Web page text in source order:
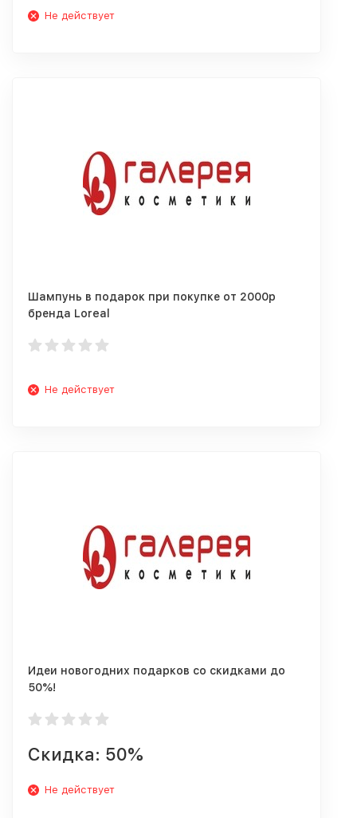
Не действует
Шампунь в подарок при покупке от 2000р
бренда Loreal
Не действует
Идеи новогодних подарков со скидками до
50%!
Скидка: 50%
Не действует